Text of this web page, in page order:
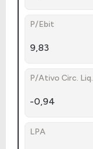
P/Ebit
9,83
P/Ativo Circ. Liq.
-0,94
LPA